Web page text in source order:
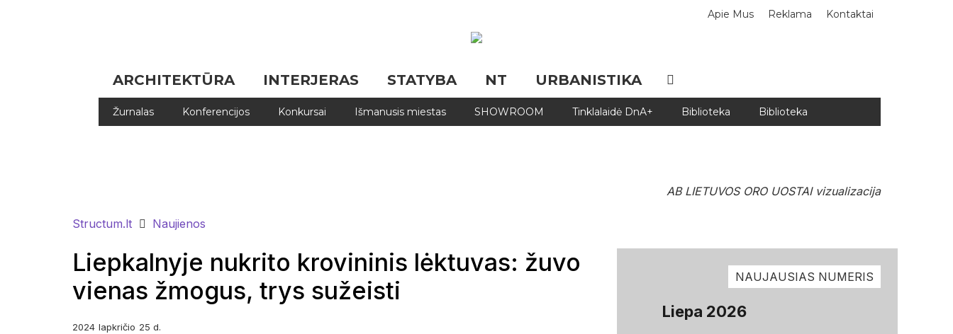
Apie Mus Reklama Kontaktai
ARCHITEKTŪRA INTERJERAS STATYBA NT URBANISTIKA
Žurnalas Konferencijos Konkursai Išmanusis miestas SHOWROOM Tinklalaidė DnA+ Biblioteka Biblioteka
AB LIETUVOS ORO UOSTAI vizualizacija
Structum.lt Naujienos
Liepkalnyje nukrito krovininis lėktuvas: žuvo
vienas žmogus, trys sužeisti
2024 lapkričio 25 d.
NAUJAUSIAS NUMERIS
Liepa 2026